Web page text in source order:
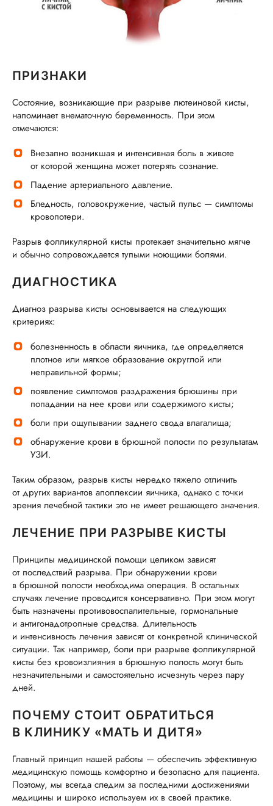
ПРИЗНАКИ
Состояние, возникающие при разрыве лютеиновой кисты,
напоминает внематочную беременность. При этом
отмечаются:
Внезапно возникшая и интенсивная боль в животе
от которой женщина может потерять сознание.
Падение артериального давление.
Бледность, головокружение, частый пульс — симптомы
кровопотери.
Разрыв фолликулярной кисты протекает значительно мягче
и обычно сопровождается тупыми ноющими болями.
ДИАГНОСТИКА
Диагноз разрыва кисты основывается на следующих
критериях:
болезненность в области яичника, где определяется
плотное или мягкое образование округлой или
неправильной формы;
появление симптомов раздражения брюшины при
попадании на нее крови или содержимого кисты;
боли при ощупывании заднего свода влагалища;
обнаружение крови в брюшной полости по результатам
УЗИ.
Таким образом, разрыв кисты нередко тяжело отличить
от других вариантов апоплексии яичника, однако с точки
зрения лечебной тактики это не имеет решающего значения.
ЛЕЧЕНИЕ ПРИ РАЗРЫВЕ КИСТЫ
Принципы медицинской помощи целиком зависят
от последствий разрыва. При обнаружении крови
в брюшной полости необходима операция. В остальных
случаях лечение проводится консервативно. При этом могут
быть назначены противовоспалительные, гормональные
и антигонадотропные средства. Длительность
и интенсивность лечения зависят от конкретной клинической
ситуации. Так например, боли при разрыве фолликулярной
кисты без кровоизлияния в брюшную полость могут быть
незначительными и самостоятельно исчезнуть через пару
дней.
ПОЧЕМУ СТОИТ ОБРАТИТЬСЯ
В КЛИНИКУ «МАТЬ И ДИТЯ»
Главный принцип нашей работы — обеспечить эффективную
медицинскую помощь комфортно и безопасно для пациента.
Поэтому, мы всегда следим за последними достижениями
медицины и широко используем их в своей практике.